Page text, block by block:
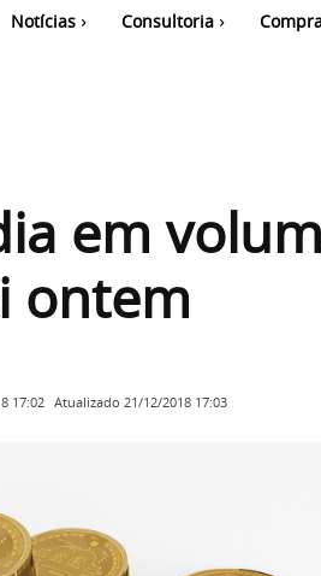
Notícias Consultoria
em
ontem
17:02 Atualizado 21/12/2018 17:03